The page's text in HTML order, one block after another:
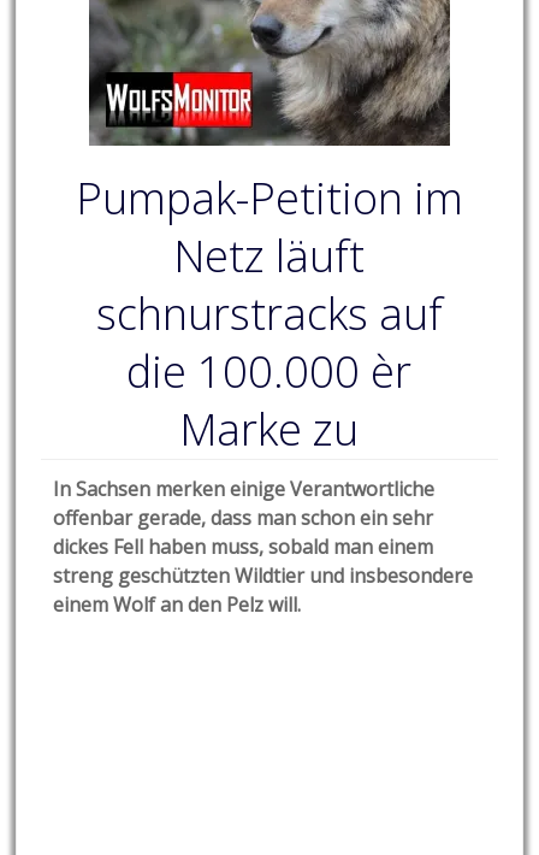
Pumpak-Petition im
Netz läuft
schnurstracks auf
die 100.000 èr
Marke zu
In Sachsen merken einige Verantwortliche
offenbar gerade, dass man schon ein sehr
dickes Fell haben muss, sobald man einem
streng geschützten Wildtier und insbesondere
einem Wolf an den Pelz will.